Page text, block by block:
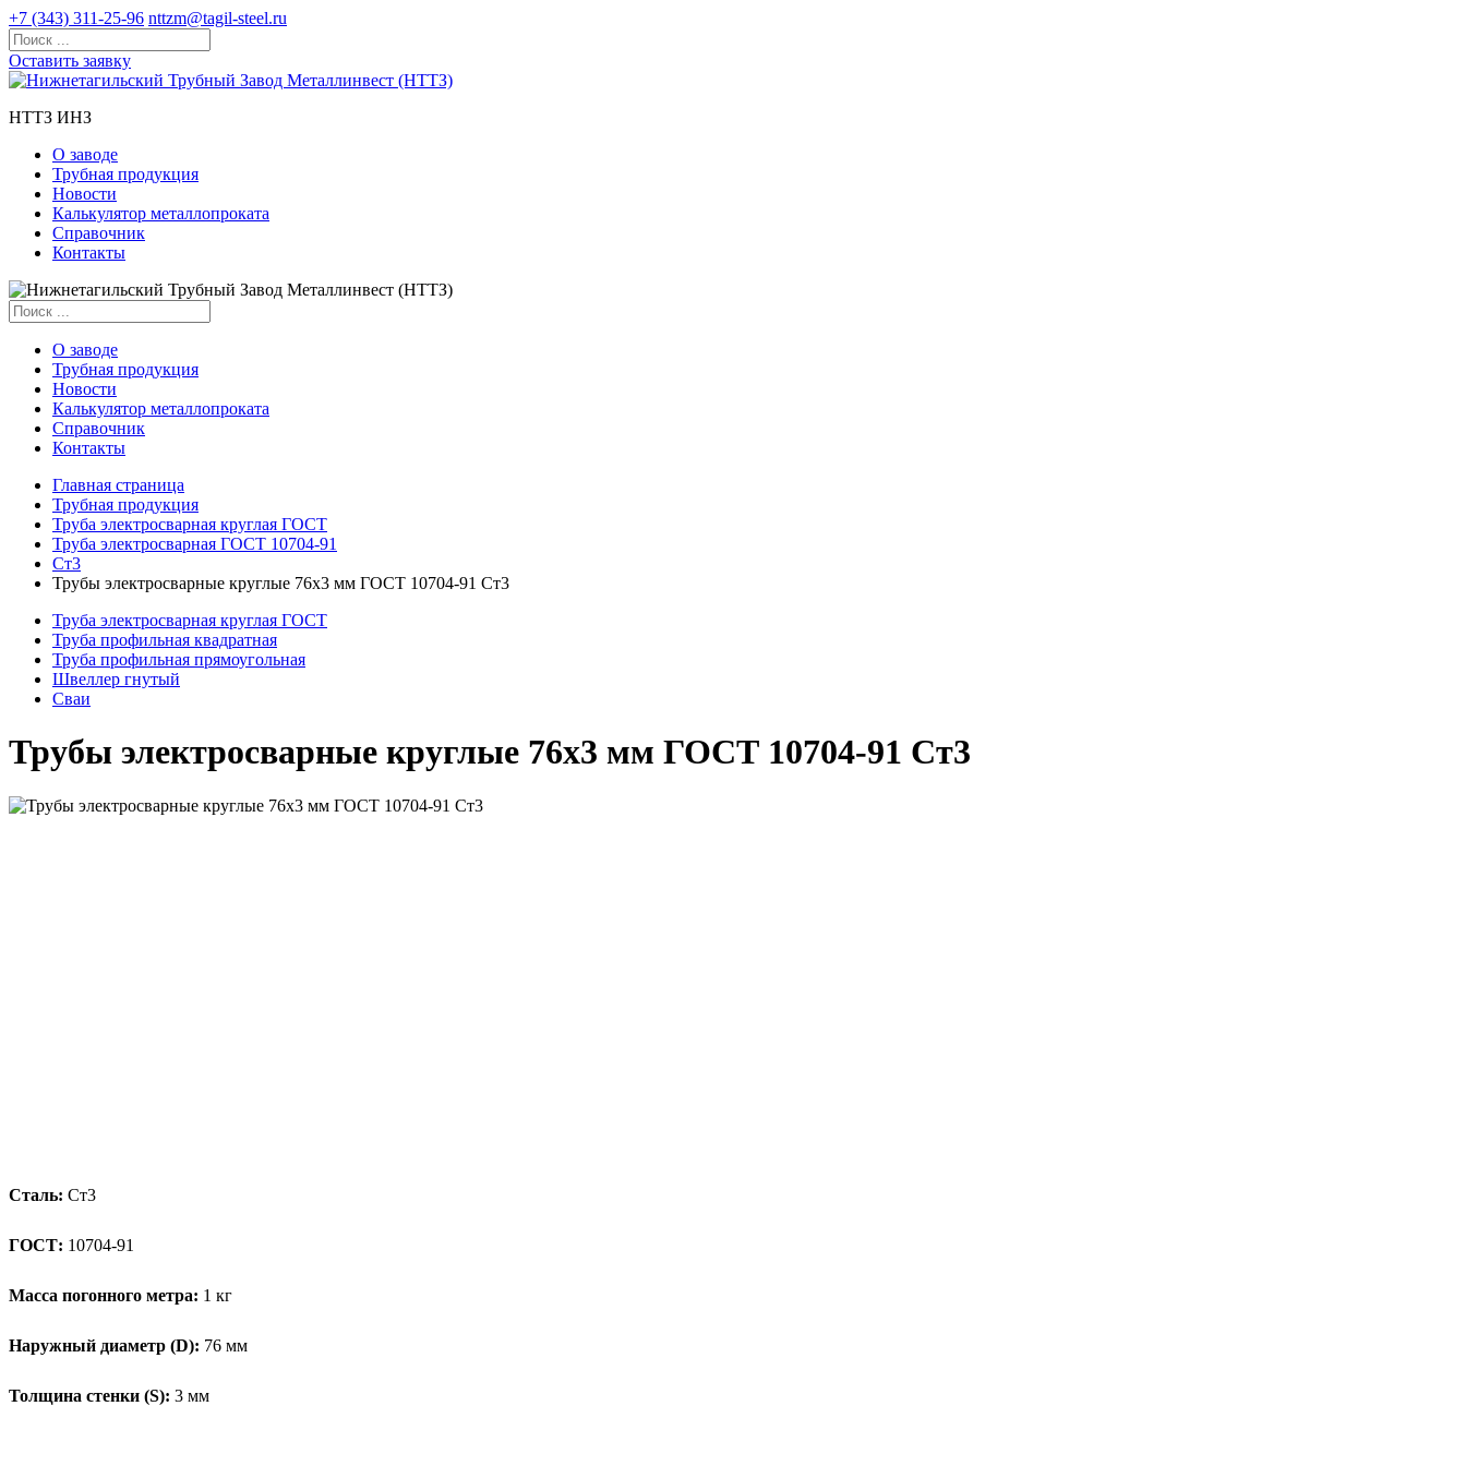
+7 (343) 311-25-96 nttzm@tagil-steel.ru
Оставить заявку
НТТЗ ИНЗ
О заводе
Трубная продукция
Новости
Калькулятор металлопроката
Справочник
Контакты
О заводе
Трубная продукция
Новости
Калькулятор металлопроката
Справочник
Контакты
Главная страница
Трубная продукция
Труба электросварная круглая ГОСТ
Труба электросварная ГОСТ 10704-91
Ст3
Трубы электросварные круглые 76x3 мм ГОСТ 10704-91 Ст3
Труба электросварная круглая ГОСТ
Труба профильная квадратная
Труба профильная прямоугольная
Швеллер гнутый
Сваи
Трубы электросварные круглые 76x3 мм ГОСТ 10704-91 Ст3
Сталь: Ст3
ГОСТ: 10704-91
Масса погонного метра: 1 кг
Наружный диаметр (D): 76 мм
Толщина стенки (S): 3 мм